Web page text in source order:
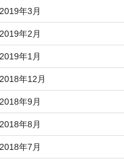
2019年3月
2019年2月
2019年1月
2018年12月
2018年9月
2018年8月
2018年7月